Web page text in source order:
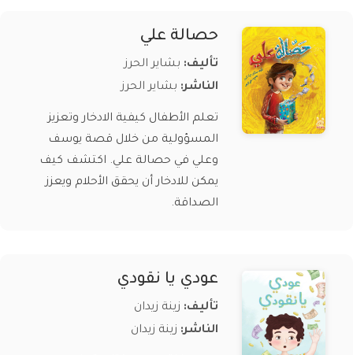
حصالة علي
تأليف: بشاير الحرز
الناشر: بشاير الحرز
تعلم الأطفال كيفية الادخار وتعزيز
المسؤولية من خلال قصة يوسف
وعلي في حصالة علي. اكتشف كيف
يمكن للادخار أن يحقق الأحلام ويعزز
الصداقة.
عودي يا نقودي
تأليف: زينة زيدان
الناشر: زينة زيدان